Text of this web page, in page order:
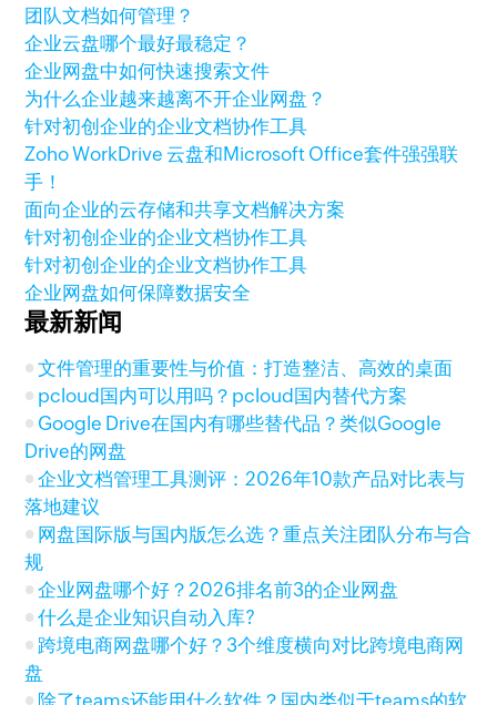
团队文档如何管理？
企业云盘哪个最好最稳定？
企业网盘中如何快速搜索文件
为什么企业越来越离不开企业网盘？
针对初创企业的企业文档协作工具
Zoho WorkDrive 云盘和Microsoft Office套件强强联
手！
面向企业的云存储和共享文档解决方案
针对初创企业的企业文档协作工具
针对初创企业的企业文档协作工具
企业网盘如何保障数据安全
最新新闻
文件管理的重要性与价值：打造整洁、高效的桌面
pcloud国内可以用吗？pcloud国内替代方案
Google Drive在国内有哪些替代品？类似Google
Drive的网盘
企业文档管理工具测评：2026年10款产品对比表与
落地建议
网盘国际版与国内版怎么选？重点关注团队分布与合
规
企业网盘哪个好？2026排名前3的企业网盘
什么是企业知识自动入库?
跨境电商网盘哪个好？3个维度横向对比跨境电商网
盘
除了teams还能用什么软件？国内类似于teams的软